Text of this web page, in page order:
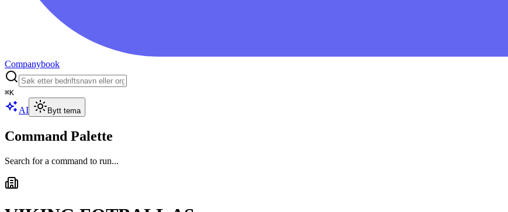
Companybook
⌘K
AI Bytt tema
Command Palette
Search for a command to run...